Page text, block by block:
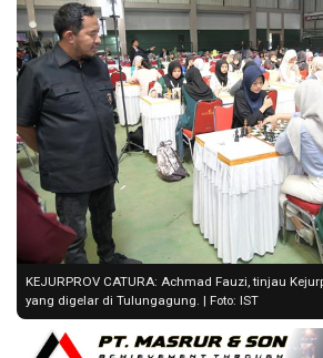
KEJURPROV CATURA: Achmad Fauzi, tinjau
yang digelar di Tulungagung. | Foto: IST